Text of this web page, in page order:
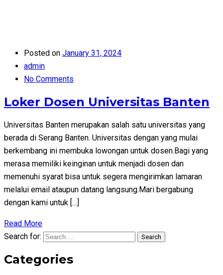
Posted on January 31, 2024
admin
No Comments
Loker Dosen Universitas Banten
Universitas Banten merupakan salah satu universitas yang
berada di Serang Banten. Universitas dengan yang mulai
berkembang ini membuka lowongan untuk dosen.Bagi yang
merasa memiliki keinginan untuk menjadi dosen dan
memenuhi syarat bisa untuk segera mengirimkan lamaran
melalui email ataupun datang langsung.Mari bergabung
dengan kami untuk […]
Read More
Search for:
Search
Categories